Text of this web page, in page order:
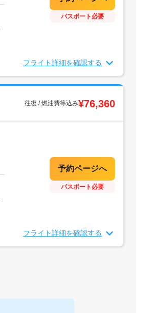
パスポート必要
フライト詳細を確認する
往復 / 燃油費等込み¥76,360
パスポート必要
フライト詳細を確認する